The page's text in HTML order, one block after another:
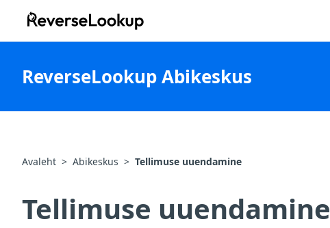
ReverseLookup
ReverseLookup Abikeskus
Avaleht > Abikeskus > Tellimuse uuendamine
Tellimuse uuendamine